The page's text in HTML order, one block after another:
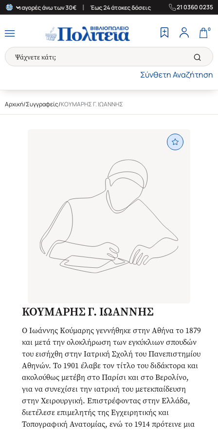
για αγορές άνω των 30€ Έως 24 άτοκες δόσεις | Δωρεάν
21 0360 0235
Σύνθετη Αναζήτηση
0
Αρχική/Συγγραφείς/ΚΟΥΜΑΡΗΣ Γ. ΙΩΑΝΝΗΣ
ΚΟΥΜΑΡΗΣ Γ. ΙΩΑΝΝΗΣ
Ο Ιωάννης Κούμαρης γεννήθηκε στην Αθήνα το 1879
και μετά την ολοκλήρωση των εγκύκλιων σπουδών
του εισήχθη στην Ιατρική Σχολή του Πανεπιστημίου
Αθηνών. Το 1901 έλαβε τον τίτλο του διδάκτορα και
ακολούθως μετέβη στο Παρίσι και στο Βερολίνο,
για να συνεχίσει την ιατρική του μετεκπαίδευση
στην Χειρουργική. Επιστρέφοντας στην Ελλάδα,
διετέλεσε επιμελητής της Εγχειρητικής και
Τοπογραφική Ανατομίας, ενώ το 1914 πρότεινε μια